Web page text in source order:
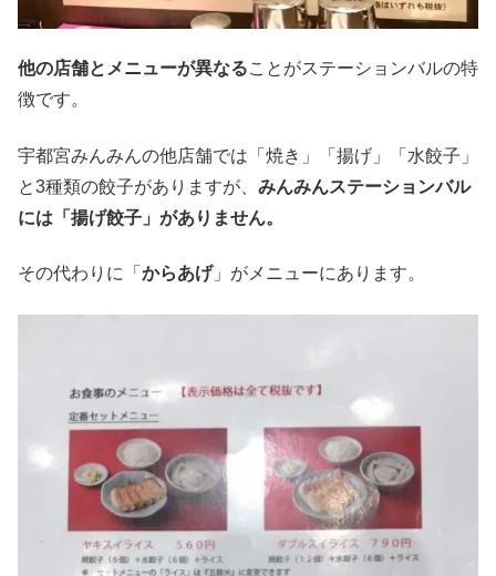
他の店舗とメニューが異なることがステーションバルの特
徴です。
宇都宮みんみんの他店舗では「焼き」「揚げ」「水餃子」
と3種類の餃子がありますが、 みんみんステーションバル
には「揚げ餃子」がありません。
その代わりに「 からあげ」がメニューにあります。